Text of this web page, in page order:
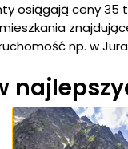
osiągają ceny 35
np. w